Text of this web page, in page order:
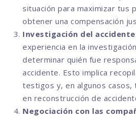
situación para maximizar tus
obtener una compensación
Investigación del
experiencia en la
determinar quién fue
accidente. Esto implica
testigos y, en algunos
en reconstrucción de
Negociación con las